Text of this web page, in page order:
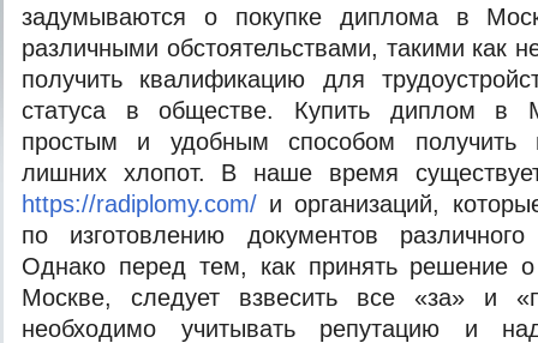
задумываются о покупке диплома в
различными обстоятельствами, такими как
получить квалификацию для
статуса в обществе. Купить диплом в
простым и удобным способом получить
лишних хлопот. В наше время
https://radiplomy.com/ и организаций,
по изготовлению документов
Однако перед тем, как принять решение
Москве, следует взвесить все «за» и
необходимо учитывать репутацию и